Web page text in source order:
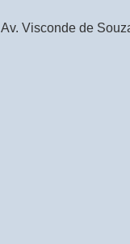
Av. Visconde de